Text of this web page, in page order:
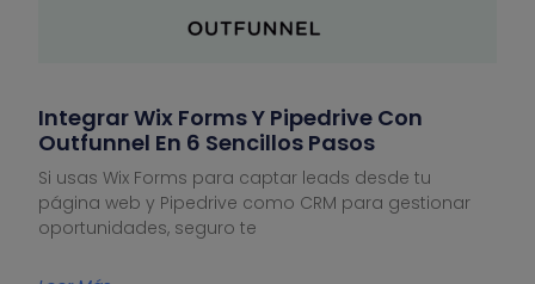
Integrar Wix Forms Y Pipedrive Con
Outfunnel En 6 Sencillos Pasos
Si usas Wix Forms para captar leads desde tu
página web y Pipedrive como CRM para gestionar
oportunidades, seguro te